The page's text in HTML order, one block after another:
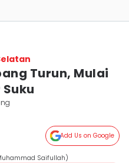
Turun, Mulai
Add Us on Google
Saifullah)